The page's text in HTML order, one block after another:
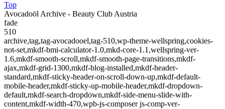
Top
Avocadoöl Archive - Beauty Club Austria
fade
510
archive,tag,tag-avocadooel,tag-510,wp-theme-wellspring,cookies-
not-set,mkdf-bmi-calculator-1.0,mkd-core-1.1,wellspring-ver-
1.6,mkdf-smooth-scroll,mkdf-smooth-page-transitions,mkdf-
ajax,mkdf-grid-1300,mkdf-blog-installed,mkdf-header-
standard,mkdf-sticky-header-on-scroll-down-up,mkdf-default-
mobile-header,mkdf-sticky-up-mobile-header,mkdf-dropdown-
default,mkdf-search-dropdown,mkdf-side-menu-slide-with-
content,mkdf-width-470,wpb-js-composer js-comp-ver-